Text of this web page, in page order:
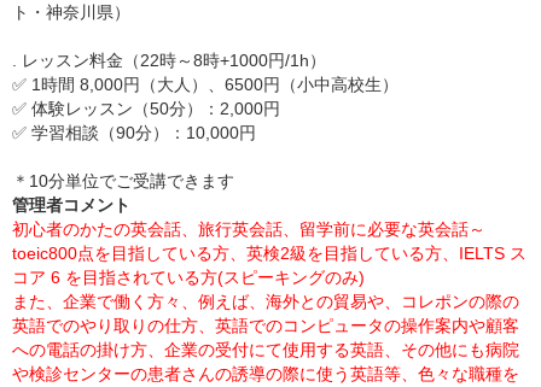
ト・神奈川県）
. レッスン料金（22時～8時+1000円/1h）
✅ 1時間 8,000円（大人）、6500円（小中高校生）
✅ 体験レッスン（50分）：2,000円
✅ 学習相談（90分）：10,000円
＊10分単位でご受講できます
管理者コメント
初心者のかたの英会話、旅行英会話、留学前に必要な英会話～
toeic800点を目指している方、英検2級を目指している方、IELTS ス
コア 6 を目指されている方(スピーキングのみ)
また、企業で働く方々、例えば、海外との貿易や、コレポンの際の
英語でのやり取りの仕方、英語でのコンピュータの操作案内や顧客
への電話の掛け方、企業の受付にて使用する英語、その他にも病院
や検診センターの患者さんの誘導の際に使う英語等、色々な職種を